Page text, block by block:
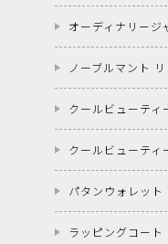
オーディナリージ
ノーブルマント
クールビューティ
クールビューティ
パタンウォレット
ラッピングコート